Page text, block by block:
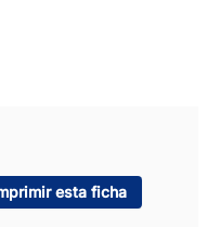
esta ficha